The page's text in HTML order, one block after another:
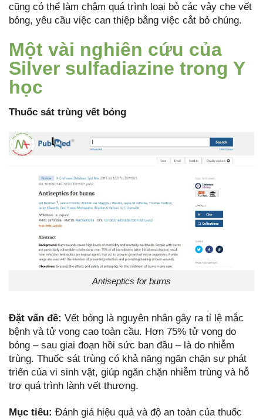
cũng có thể làm chậm quá trình loại bỏ các vảy che vết
bỏng, yêu cầu việc can thiệp bằng việc cắt bỏ chúng.
Một vài nghiên cứu của
Silver sulfadiazine trong Y
học
Thuốc sát trùng vết bỏng
Antiseptics for burns
Đặt vấn đề: Vết bỏng là nguyên nhân gây ra tỉ lệ mắc
bệnh và tử vong cao toàn cầu. Hơn 75% tử vong do
bỏng – sau giai đoạn hồi sức ban đầu – là do nhiễm
trùng. Thuốc sát trùng có khả năng ngăn chặn sự phát
triển của vi sinh vật, giúp ngăn chặn nhiễm trùng và hỗ
trợ quá trình lành vết thương.
Mục tiêu: Đánh giá hiệu quả và độ an toàn của thuốc